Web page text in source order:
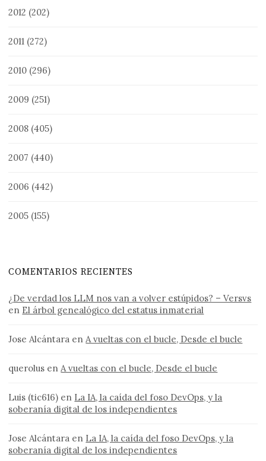
2012 (202)
2011 (272)
2010 (296)
2009 (251)
2008 (405)
2007 (440)
2006 (442)
2005 (155)
COMENTARIOS RECIENTES
¿De verdad los LLM nos van a volver estúpidos? – Versvs
en El árbol genealógico del estatus inmaterial
Jose Alcántara enA vueltas con el bucle, Desde el bucle
querolus enA vueltas con el bucle, Desde el bucle
Luis (tic616) en La IA, la caída del foso DevOps, y la
soberanía digital de los independientes
Jose Alcántara en La IA, la caída del foso DevOps, y la
soberanía digital de los independientes